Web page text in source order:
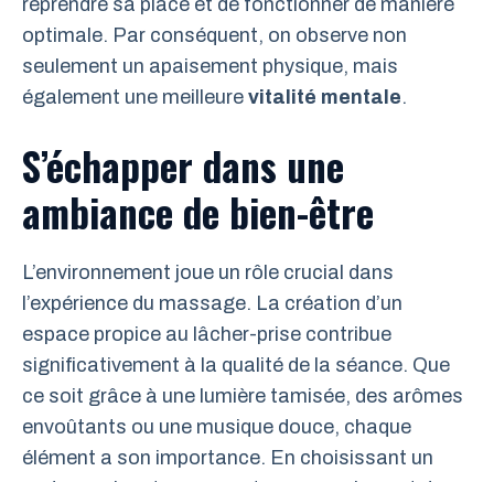
reprendre sa place et de fonctionner de manière
optimale. Par conséquent, on observe non
seulement un apaisement physique, mais
également une meilleure vitalité mentale.
S’échapper dans une
ambiance de bien-être
L’environnement joue un rôle crucial dans
l’expérience du massage. La création d’un
espace propice au lâcher-prise contribue
significativement à la qualité de la séance. Que
ce soit grâce à une lumière tamisée, des arômes
envoûtants ou une musique douce, chaque
élément a son importance. En choisissant un